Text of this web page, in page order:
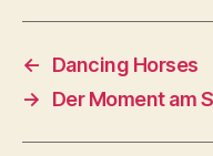
←
Dancing Horses
→
Der Moment am